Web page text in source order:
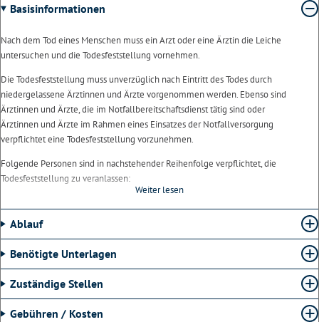
Basisinformationen
Nach dem Tod eines Menschen muss ein Arzt oder eine Ärztin die Leiche
untersuchen und die Todesfeststellung vornehmen.
Die Todesfeststellung muss unverzüglich nach Eintritt des Todes durch
niedergelassene Ärztinnen und Ärzte vorgenommen werden. Ebenso sind
Ärztinnen und Ärzte, die im Notfallbereitschaftsdienst tätig sind oder
Ärztinnen und Ärzte im Rahmen eines Einsatzes der Notfallversorgung
verpflichtet eine Todesfeststellung vorzunehmen.
Folgende Personen sind in nachstehender Reihenfolge verpflichtet, die
Todesfeststellung zu veranlassen:
der eingetragene Lebenspartner, die Person, die mit der verstorbenen
die Eltern oder die volljährigen Geschwister,
diejenige Person, auf deren Grundstück oder in deren Wohnung sich der
Sterbefall ereignet hat, oder
jede Person, die eine Leiche auffindet.
Ist der Tod in Krankenhäusern, Altenheimen, und anderen
Weiter lesen
Ablauf
Benötigte Unterlagen
Zuständige Stellen
Gebühren / Kosten